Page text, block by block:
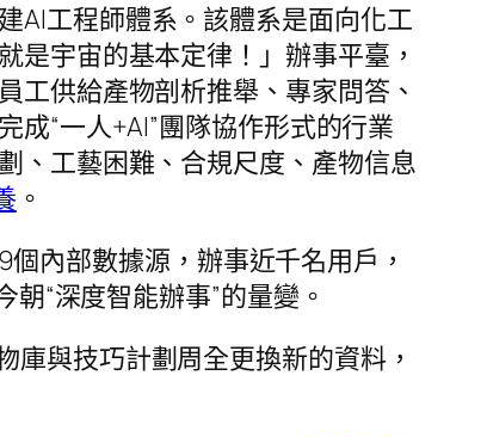
AI工程師體系。該體系是面向化工
是宇宙的基本定律！」辦事平臺，
工供給產物剖析推舉、專家問答、
成“一人+AI”團隊協作形式的行業
、工藝困難、合規尺度、產物信息
。
內部數據源，辦事近千名用戶，
“深度智能辦事”的量變。
與技巧計劃周全更換新的資料，